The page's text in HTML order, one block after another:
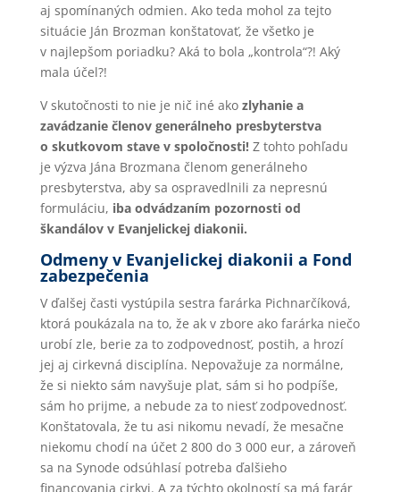
aj spomínaných odmien. Ako teda mohol za tejto
situácie Ján Brozman konštatovať, že všetko je
v najlepšom poriadku? Aká to bola „kontrola“?! Aký
mala účel?!
V skutočnosti to nie je nič iné ako zlyhanie a
zavádzanie členov generálneho presbyterstva
o skutkovom stave v spoločnosti!Z tohto pohľadu
je výzva Jána Brozmana členom generálneho
presbyterstva, aby sa ospravedlnili za nepresnú
formuláciu, iba odvádzaním pozornosti od
škandálov v Evanjelickej diakonii.
Odmeny v Evanjelickej diakonii a Fond
zabezpečenia
V ďalšej časti vystúpila sestra farárka Pichnarčíková,
ktorá poukázala na to, že ak v zbore ako farárka niečo
urobí zle, berie za to zodpovednosť, postih, a hrozí
jej aj cirkevná disciplína. Nepovažuje za normálne,
že si niekto sám navyšuje plat, sám si ho podpíše,
sám ho prijme, a nebude za to niesť zodpovednosť.
Konštatovala, že tu asi nikomu nevadí, že mesačne
niekomu chodí na účet 2 800 do 3 000 eur, a zároveň
sa na Synode odsúhlasí potreba ďalšieho
financovania cirkvi. A za týchto okolností sa má farár